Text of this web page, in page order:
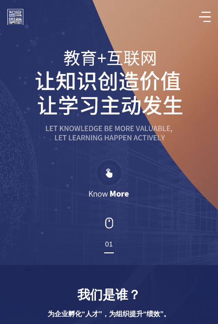
01
我们是谁？
为企业孵化“人才”，为组织提升“绩效”。